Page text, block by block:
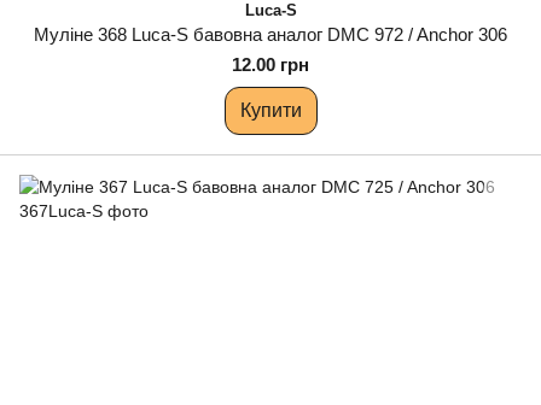
Luca-S
Муліне 368 Luca-S бавовна аналог DMC 972 / Anchor 306
12.00 грн
Купити